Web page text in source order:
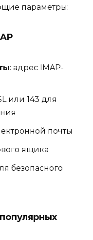
параметры:
: адрес IMAP-
или 143 для
почты
ящика
безопасного